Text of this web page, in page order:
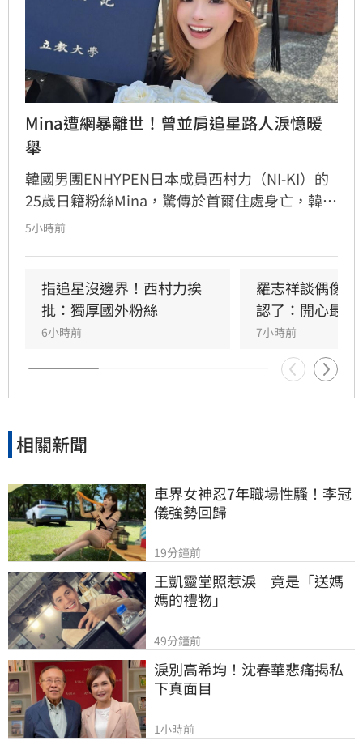
Mina遭網暴離世！曾並肩追星路人淚憶暖
舉
韓國男團ENHYPEN日本成員西村力（NI-KI）的
25歲日籍粉絲Mina，驚傳於首爾住處身亡，韓國
警方證實接獲報案並介入調查。生前Mina因追星
良，絕非外界傳言般傲慢，對於她選擇極端方式
結束生命感到遺憾與不捨。此事件再度引發外界
對網路暴力及追星文化的關注。該名粉絲呼籲，
追星不應成為生活唯一寄託，應珍惜自身生命。
目前確切死因與詳細案情，仍待警方進一步調查
釐清，此消息也讓全球粉絲深感震驚與悲痛。
5小時前
指追星沒邊界！西村力挨
批：獨厚國外粉絲
6小時前
羅志祥談偶像
認了：開心最重
7小時前
相關新聞
車界女神忍7年職場性騷！李冠
儀強勢回歸
19分鐘前
王凱靈堂照惹淚　竟是「送媽
媽的禮物」
49分鐘前
淚別高希均！沈春華悲痛揭私
下真面目
1小時前